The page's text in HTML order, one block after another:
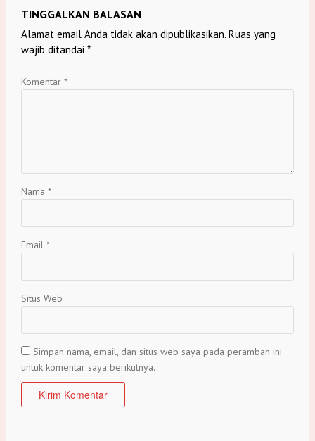
TINGGALKAN BALASAN
Alamat email Anda tidak akan dipublikasikan. Ruas yang
wajib ditandai *
Komentar *
Nama *
Email *
Situs Web
Simpan nama, email, dan situs web saya pada peramban ini
untuk komentar saya berikutnya.